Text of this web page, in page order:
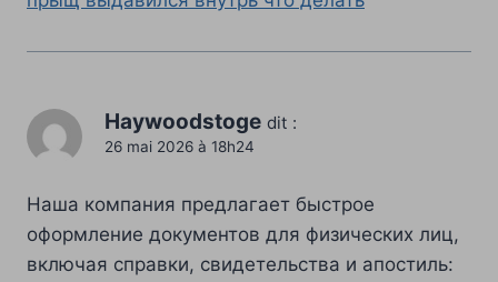
Haywoodstoge dit :
26 mai 2026 à 18h24
Наша компания предлагает быстрое
оформление документов для физических лиц,
включая справки, свидетельства и апостиль: